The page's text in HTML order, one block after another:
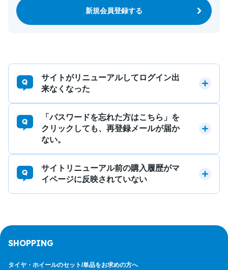
新規会員登録する
サイトがリニューアルしてログイン出
来なくなった
「パスワードを忘れた方はこちら」を
クリックしても、再登録メールが届か
ない。
サイトリニューアル前の購入履歴がマ
イページに反映されていない
SHOPPING
タイヤ・ホイールのセット/単品をお求めの方へ